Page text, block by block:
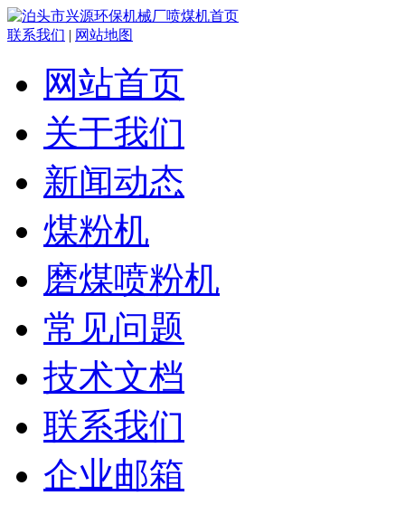
联系我们 | 网站地图
网站首页
关于我们
新闻动态
煤粉机
磨煤喷粉机
常见问题
技术文档
联系我们
企业邮箱